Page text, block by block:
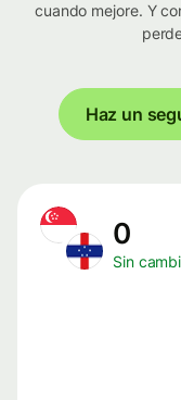
cuando mejore. Y
Haz un
0
Sin